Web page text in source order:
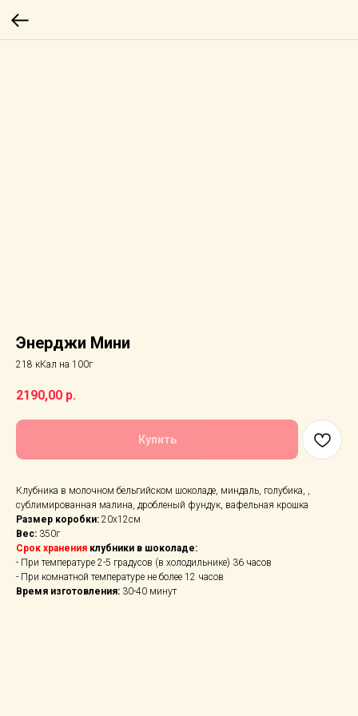
Энерджи Мини
218 кКал на 100г
2190,00 р.
Купить
Клубника в молочном бельгийском шоколаде, миндаль, голубика, ,
сублимированная малина, дробленый фундук, вафельная крошка
Размер коробки: 20х12см
Вес: 350г
Срок хранения клубники в шоколаде:
- При температуре 2-5 градусов (в холодильнике) 36 часов
- При комнатной температуре не более 12 часов
Время изготовления: 30-40 минут